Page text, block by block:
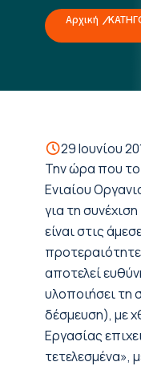
Αρχική
29 Ιουνίου
Την ώρα που το
Ενιαίου
για τη
είναι στις
αποτελεί
υλοποιήσει τη
δέσμευση), με
Εργασίας
τετελεσμένα»,